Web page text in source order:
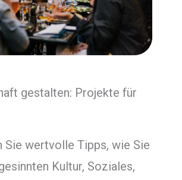
gestalten: Projekte für
Sie wertvolle Tipps, wie Sie
Kultur, Soziales,